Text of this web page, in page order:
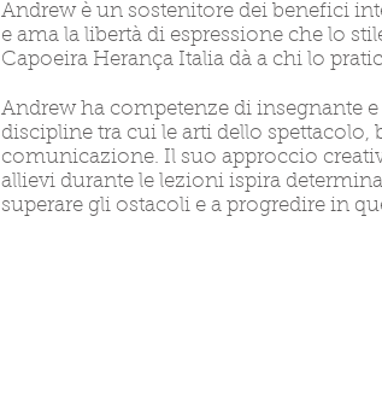
Andrew è un sostenitore dei benefici
e ama la libertà di espressione che lo
Capoeira Herança Italia dà a chi lo
Andrew ha competenze di insegnante
discipline tra cui le arti dello spettacolo,
comunicazione. Il suo approccio
allievi durante le lezioni ispira
superare gli ostacoli e a progredire in